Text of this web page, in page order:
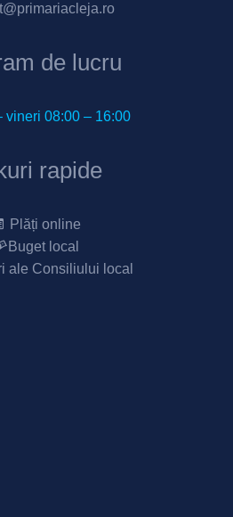
de lucru
vineri 08:00 – 16:00
rapide
Plăți online
Buget local
ale Consiliului local